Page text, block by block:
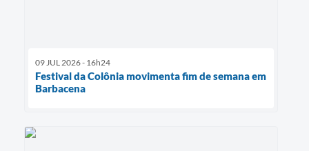
09 JUL 2026 - 16h24
Festival da Colônia movimenta fim de semana em
Barbacena